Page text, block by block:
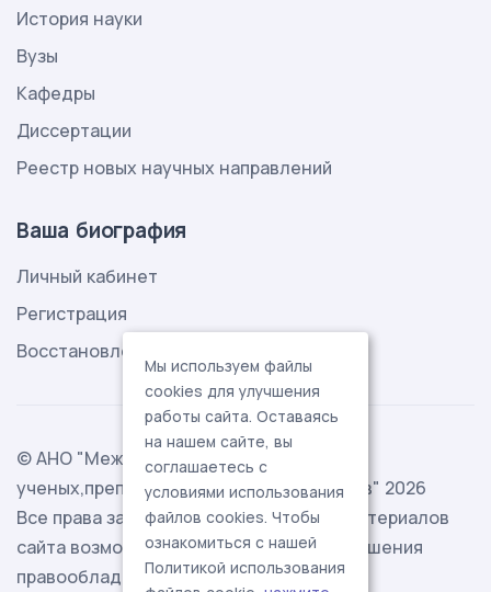
История науки
Вузы
Кафедры
Диссертации
Реестр новых научных направлений
Ваша биография
Личный кабинет
Регистрация
Восстановление пароля
© АНО "Международная ассоциация
ученых,преподавателей и специалистов" 2026
Все права защищены. Использование материалов
сайта возможно исключительно с разрешения
правообладателя.
Мы используем файлы
cookies для улучшения
работы сайта. Оставаясь
на нашем сайте, вы
соглашаетесь с
условиями использования
файлов cookies. Чтобы
ознакомиться с нашей
Политикой использования